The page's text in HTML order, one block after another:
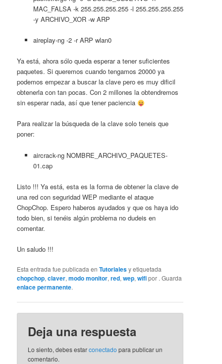
MAC_FALSA -k 255.255.255.255 -l 255.255.255.255
-y ARCHIVO_XOR -w ARP
aireplay-ng -2 -r ARP wlan0
Ya está, ahora sólo queda esperar a tener suficientes
paquetes. Si queremos cuando tengamos 20000 ya
podemos empezar a buscar la clave pero es muy dificil
obtenerla con tan pocas. Con 2 millones la obtendremos
sin esperar nada, así que tener paciencia
Para realizar la búsqueda de la clave solo teneis que
poner:
aircrack-ng NOMBRE_ARCHIVO_PAQUETES-
01.cap
Listo !!! Ya está, esta es la forma de obtener la clave de
una red con seguridad WEP mediante el ataque
ChopChop. Espero haberos ayudados y que os haya ido
todo bien, si tenéis algún problema no dudeis en
comentar.
Un saludo !!!
Esta entrada fue publicada enTutorialesy etiquetada
chopchop,claver,modo monitor,red,wep,wifipor . Guarda
enlace permanente.
Deja una respuesta
Lo siento, debes estarconectado para publicar un
comentario.